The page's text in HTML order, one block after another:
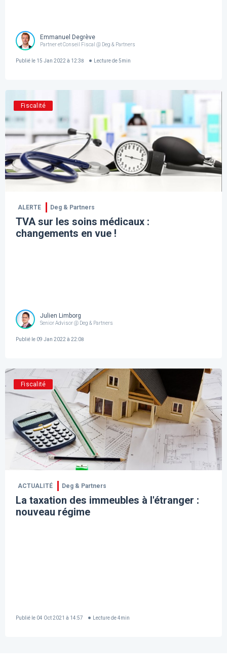
Emmanuel Degrève
Partner et Conseil Fiscal @ Deg & Partners
Publié le 15 Jan 2022 à 12:38 Lecture de 5min
Fiscalité
ALERTE Deg & Partners
TVA sur les soins médicaux :
changements en vue !
Julien Limborg
Senior Advisor @ Deg & Partners
Publié le 09 Jan 2022 à 22:08
Fiscalité
ACTUALITÉ Deg & Partners
La taxation des immeubles à l'étranger :
nouveau régime
Publié le 04 Oct 2021 à 14:57 Lecture de 4min